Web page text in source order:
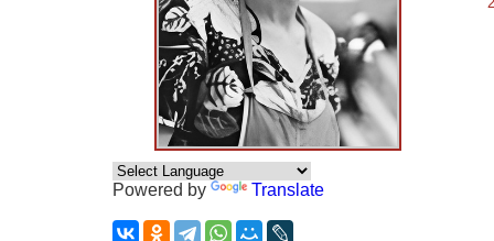
Powered by Translate